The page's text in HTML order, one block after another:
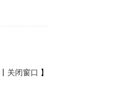
关闭窗口 】